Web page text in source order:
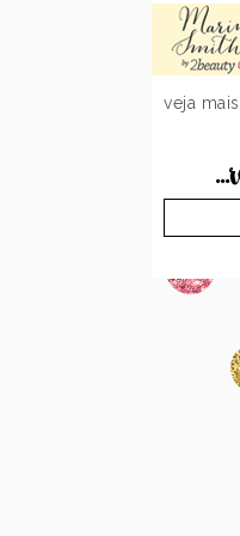
veja